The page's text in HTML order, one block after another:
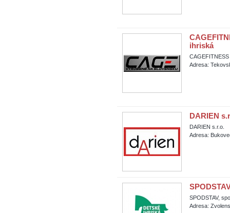
ihriská
Adresa:
DARIEN
DARIEN s.r.o.
Adresa:
SPODSTAV,
Adresa: